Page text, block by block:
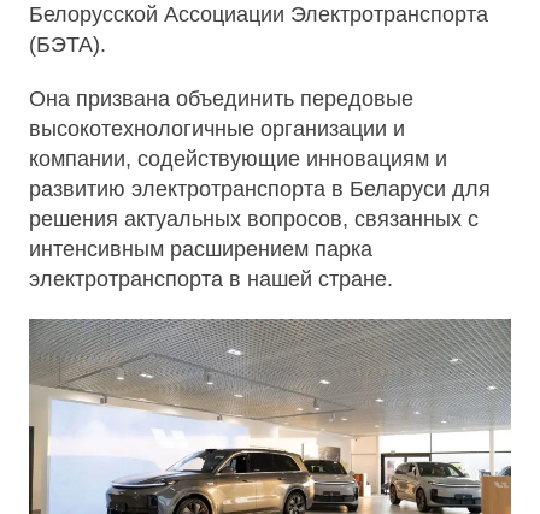
Белорусской Ассоциации Электротранспорта
(БЭТА).
Она призвана объединить передовые
высокотехнологичные организации и
компании, содействующие инновациям и
развитию электротранспорта в Беларуси для
решения актуальных вопросов, связанных с
интенсивным расширением парка
электротранспорта в нашей стране.